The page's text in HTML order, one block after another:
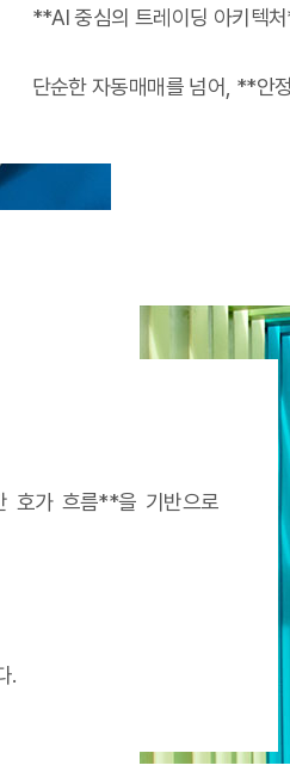
**AI 중심의 트레이딩 아키텍
단순한 자동매매를 넘어, **안
호가 흐름**을 기반으로
.